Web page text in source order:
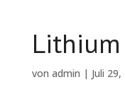
Lithium
von admin | Juli